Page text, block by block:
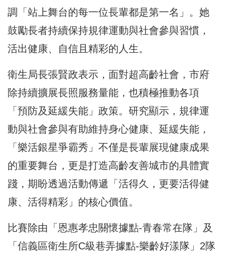
調「站上舞台的每一位長輩都是第一名」。她
鼓勵長者持續保持規律運動與社會參與習慣，
活出健康、自信且精彩的人生。
衛生局長張賢政表示，面對超高齡社會，市府
除持續擴展長照服務量能，也積極推動各項
「預防及延緩失能」政策。研究顯示，規律運
動與社會參與有助維持身心健康、延緩失能，
「樂活銀星爭霸秀」不僅是長輩展現健康成果
的重要舞台，更是打造高齡友善城市的具體實
踐，期盼透過活動傳遞「活得久，更要活得健
康、活得精彩」的核心價值。
比賽除由「恩惠孝忠關懷據點-青春常在隊」及
「信義區衛生所C級巷弄據點-樂齡好漾隊」2隊